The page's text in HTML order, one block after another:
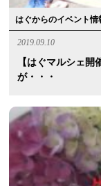
はぐからのイベント情
2019.09.10
【はぐマルシェ
が・・・